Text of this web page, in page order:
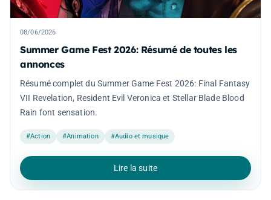
08/06/2026
Summer Game Fest 2026: Résumé de toutes les
annonces
Résumé complet du Summer Game Fest 2026: Final Fantasy
VII Revelation, Resident Evil Veronica et Stellar Blade Blood
Rain font sensation.
#Action #Animation #Audio et musique
Lire la suite